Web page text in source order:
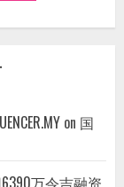
on 国
6390万令吉融资